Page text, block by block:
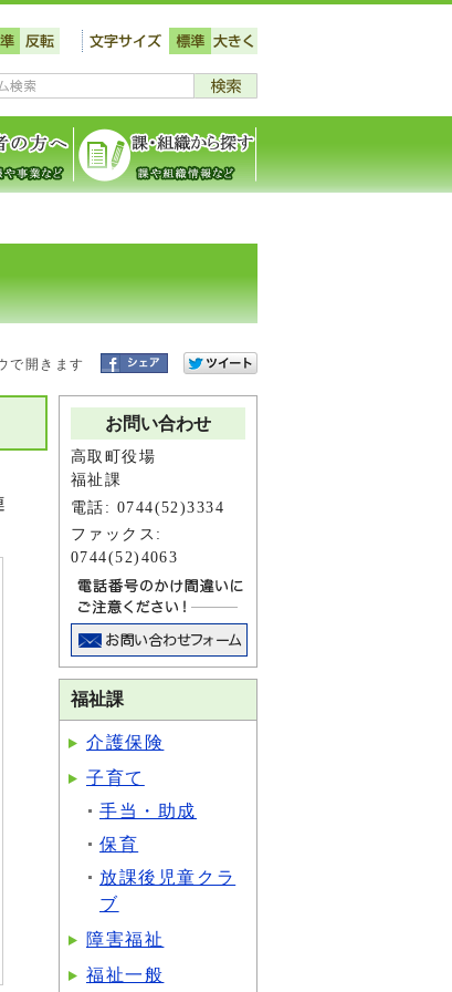
で開きます
お問い合わせ
高取町役場
福祉課
電話: 0744(52)3334
ファックス:
0744(52)4063
福祉課
介護保険
子育て
手当・助成
保育
放課後児童クラ
ブ
障害福祉
福祉一般